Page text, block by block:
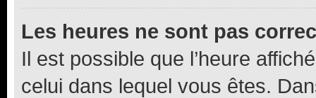
Les heures ne sont pas
Il est possible que l’heure
celui dans lequel vous êtes.